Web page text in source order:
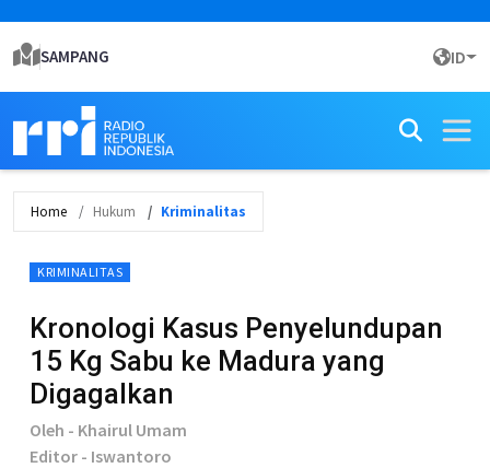
SAMPANG ID
Home Hukum Kriminalitas
KRIMINALITAS
Kronologi Kasus Penyelundupan
15 Kg Sabu ke Madura yang
Digagalkan
Oleh - Khairul Umam
Editor - Iswantoro